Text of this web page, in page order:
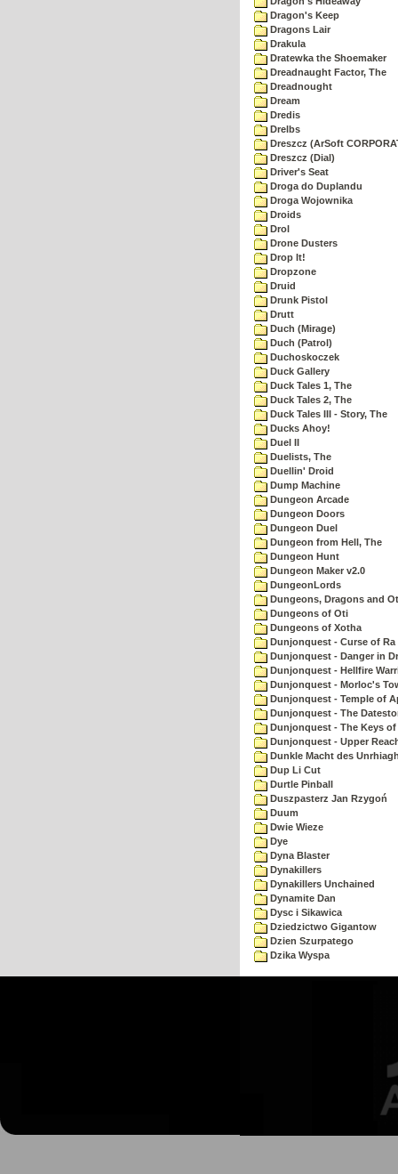
Dragon's Keep
Dragons Lair
Drakula
Dratewka the Shoemaker
Dreadnaught Factor, The
Dreadnought
Dream
Dredis
Drelbs
Dreszcz (ArSoft
Dreszcz (Dial)
Driver's Seat
Droga do Duplandu
Droga Wojownika
Droids
Drol
Drone Dusters
Drop It!
Dropzone
Druid
Drunk Pistol
Drutt
Duch (Mirage)
Duch (Patrol)
Duchoskoczek
Duck Gallery
Duck Tales 1, The
Duck Tales 2, The
Duck Tales III - Story, The
Ducks Ahoy!
Duel II
Duelists, The
Duellin' Droid
Dump Machine
Dungeon Arcade
Dungeon Doors
Dungeon Duel
Dungeon from Hell, The
Dungeon Hunt
Dungeon Maker v2.0
DungeonLords
Dungeons, Dragons and
Dungeons of Oti
Dungeons of Xotha
Dunjonquest - Curse of Ra
Dunjonquest - Danger in
Dunjonquest - Hellfire
Dunjonquest - Morloc's
Dunjonquest - Temple of
Dunjonquest - The
Dunjonquest - The Keys
Dunjonquest - Upper
Dunkle Macht des
Dup Li Cut
Durtle Pinball
Duszpasterz Jan Rzygoń
Duum
Dwie Wieze
Dye
Dyna Blaster
Dynakillers
Dynakillers Unchained
Dynamite Dan
Dysc i Sikawica
Dziedzictwo Gigantow
Dzien Szurpatego
Dzika Wyspa